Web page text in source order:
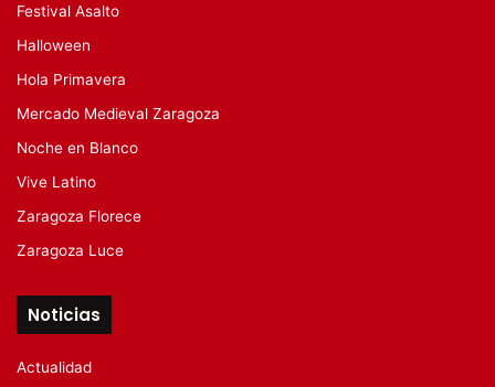
Festival Asalto
Halloween
Hola Primavera
Mercado Medieval Zaragoza
Noche en Blanco
Vive Latino
Zaragoza Florece
Zaragoza Luce
Noticias
Actualidad